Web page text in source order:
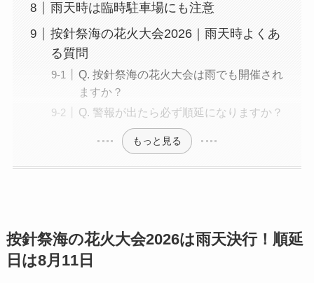
雨天時は臨時駐車場にも注意
按針祭海の花火大会2026｜雨天時よくあ
る質問
Q. 按針祭海の花火大会は雨でも開催され
ますか？
Q. 警報が出たら必ず順延になりますか？
もっと見る
按針祭海の花火大会2026は雨天決行！順延
日は8月11日